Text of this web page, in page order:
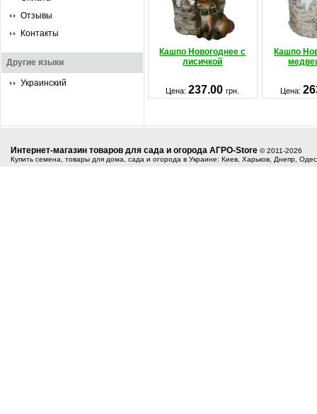
Отзывы
Контакты
Другие языки
Украинский
Кашпо Новогоднее с
лисичкой
Кашпо
Цена:237.00грн. Цена:
Интернет-магазин товаров для сада и огорода АГРО-Store © 2011-2026
Купить семена, товары для дома, сада и огорода в Украине: Киев, Харьков, Днепр,